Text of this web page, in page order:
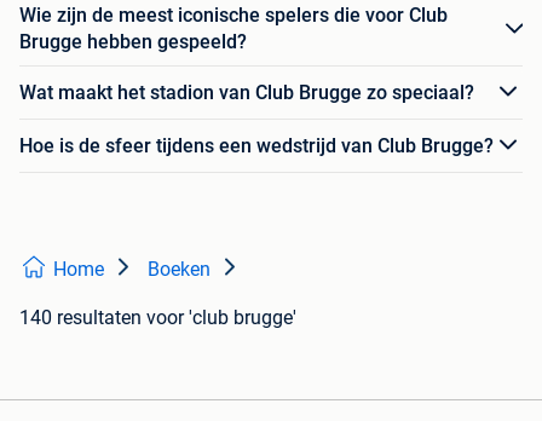
Wie zijn de meest iconische spelers die voor Club
Brugge hebben gespeeld?
Wat maakt het stadion van Club Brugge zo speciaal?
Hoe is de sfeer tijdens een wedstrijd van Club Brugge?
Home Boeken
140 resultaten voor 'club brugge'